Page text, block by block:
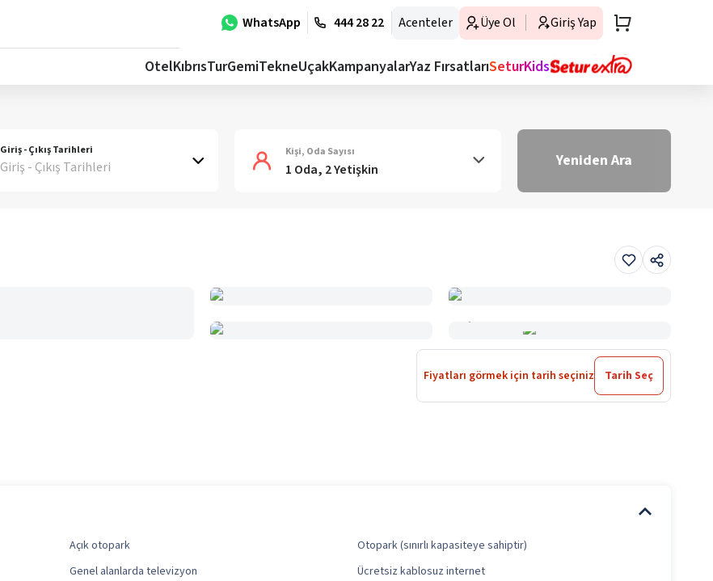
WhatsApp 444 28 22 Acenteler Üye Ol Giriş Yap
OtelKıbrısTurGemiTekneUçakKampanyalarYaz FırsatlarıSeturKids
Giriş - Çıkış Tarihleri
Giriş - Çıkış Tarihleri
Kişi, Oda Sayısı
1 Oda, 2 Yetişkin Yeniden Ara
Fiyatları görmek için tarih seçiniz Tarih Seç
Açık otopark
Otopark (sınırlı kapasiteye sahiptir)
Genel alanlarda televizyon
Ücretsiz kablosuz internet